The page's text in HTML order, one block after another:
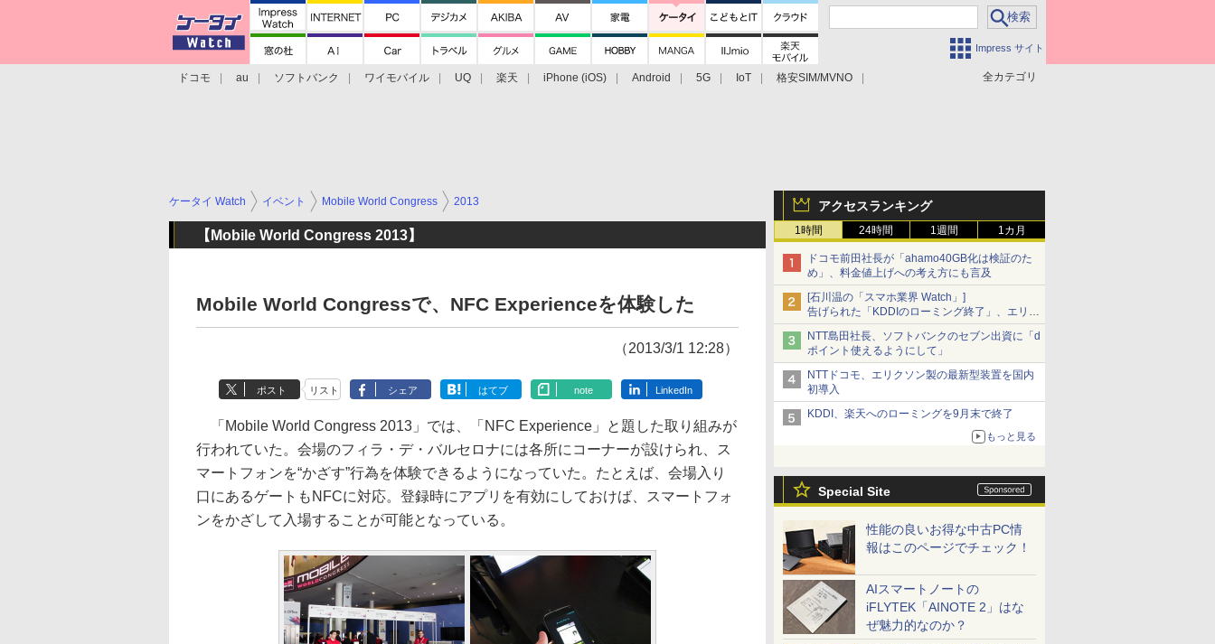
Impress サイト
全カテゴリ
ドコモ au ソフトバンク ワイモバイル UQ 楽天 iPhone (iOS) Android 5G IoT
格安SIM/MVNO
アクセスランキング
1時間 24時間 1週間 1カ月
ドコモ前田社長が「ahamo40GB化は検証のた
め」、料金値上げへの考え方にも言及
[石川温の「スマホ業界 Watch」]
告げられた「KDDIのローミング終了」、エリア
マップの落とし穴と楽天モバイルの課題
NTT島田社長、ソフトバンクのセブン出資に「d
ポイント使えるようにして」
NTTドコモ、エリクソン製の最新型装置を国内
初導入
KDDI、楽天へのローミングを9月末で終了
もっと見る
Special Site
性能の良いお得な中古PC情
報はこのページでチェック！
AIスマートノートの
iFLYTEK「AINOTE 2」はな
ぜ魅力的なのか？
ケータイ Watch イベント Mobile World Congress 2013
【Mobile World Congress 2013】
Mobile World Congressで、NFC Experienceを体験した
（2013/3/1 12:28）
ポスト リスト シェア はてブ note LinkedIn
「Mobile World Congress 2013」では、「NFC Experience」と題した取り組みが
行われていた。会場のフィラ・デ・バルセロナには各所にコーナーが設けられ、ス
マートフォンを“かざす”行為を体験できるようになっていた。たとえば、会場入り
口にあるゲートもNFCに対応。登録時にアプリを有効にしておけば、スマートフォ
ンをかざして入場することが可能となっている。